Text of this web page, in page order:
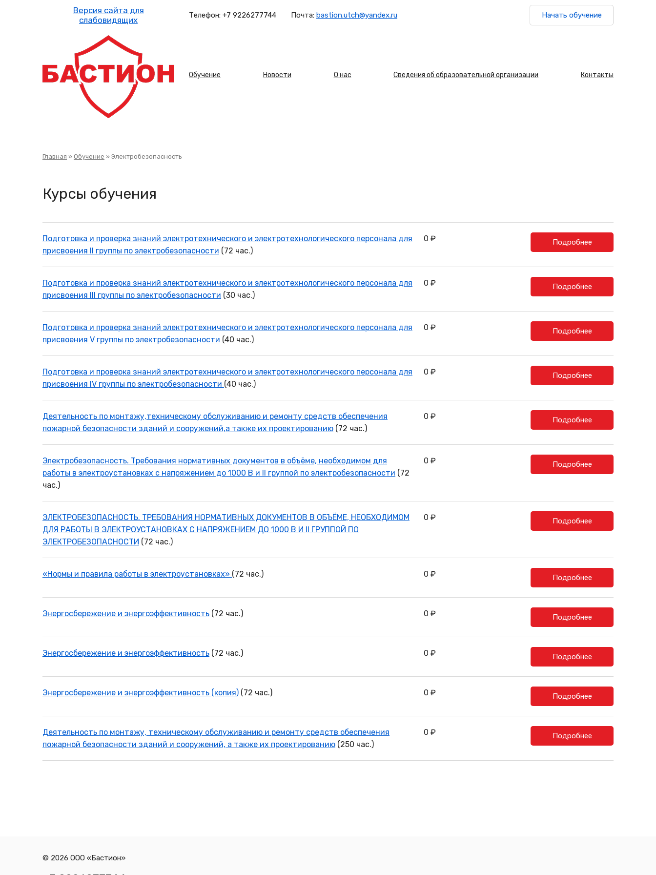
Телефон: +7 9226277744 Почта: bastion.utch@yandex.ru Начать обучение
Основная
Обучение Новости О нас Сведения об образовательной организации Контакты
Строка
Главная Обучение Электробезопасность
Курсы обучения
Подготовка и проверка знаний электротехнического и электротехнологического персонала для
присвоения II группы по электробезопасности (72 час.)
0 ₽ Подробнее
Подготовка и проверка знаний электротехнического и электротехнологического персонала для
присвоения III группы по электробезопасности (30 час.)
0 ₽ Подробнее
Подготовка и проверка знаний электротехнического и электротехнологического персонала для
присвоения V группы по электробезопасности (40 час.)
0 ₽ Подробнее
Подготовка и проверка знаний электротехнического и электротехнологического персонала для
присвоения IV группы по электробезопасности (40 час.)
0 ₽ Подробнее
Деятельность по монтажу,техническому обслуживанию и ремонту средств обеспечения
пожарной безопасности зданий и сооружений,а также их проектированию (72 час.)
0 ₽ Подробнее
Электробезопасность. Требования нормативных документов в объёме, необходимом для
работы в электроустановках с напряжением до 1000 В и II группой по электробезопасности (72
час.)
0 ₽ Подробнее
ЭЛЕКТРОБЕЗОПАСНОСТЬ. ТРЕБОВАНИЯ НОРМАТИВНЫХ ДОКУМЕНТОВ В ОБЪЁМЕ, НЕОБХОДИМОМ
ДЛЯ РАБОТЫ В ЭЛЕКТРОУСТАНОВКАХ С НАПРЯЖЕНИЕМ ДО 1000 В И II ГРУППОЙ ПО
ЭЛЕКТРОБЕЗОПАСНОСТИ (72 час.)
0 ₽ Подробнее
«Нормы и правила работы в электроустановках» (72 час.) 0 ₽ Подробнее
Энергосбережение и энергоэффективность (72 час.) 0 ₽ Подробнее
Энергосбережение и энергоэффективность (72 час.) 0 ₽ Подробнее
Энергосбережение и энергоэффективность (копия) (72 час.) 0 ₽ Подробнее
Деятельность по монтажу, техническому обслуживанию и ремонту средств обеспечения
пожарной безопасности зданий и сооружений, а также их проектированию (250 час.)
0 ₽ Подробнее
© 2026 ООО «Бастион»